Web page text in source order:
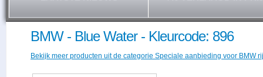
BMW - Blue Water - Kleurcode: 896
Bekijk meer producten uit de categorie Speciale aanbieding voor BMW